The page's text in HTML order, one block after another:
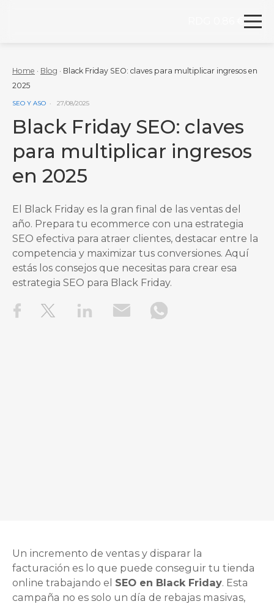
Redegal. Agencia de Marketing digital y desarrollo
Home · Blog · Black Friday SEO: claves para multiplicar ingresos en
2025
VER MÁS ENTRADAS DE LA CATEGORÍA
SEO Y ASO 27/08/2025
Black Friday SEO: claves
para multiplicar ingresos
en 2025
El Black Friday es la gran final de las ventas del
año. Prepara tu ecommerce con una estrategia
SEO efectiva para atraer clientes, destacar entre la
competencia y maximizar tus conversiones. Aquí
estás los consejos que necesitas para crear esa
estrategia SEO para Black Friday.
Un incremento de ventas y disparar la
facturación es lo que puede conseguir tu tienda
online trabajando el SEO en Black Friday. Esta
campaña no es solo un día de rebajas masivas,